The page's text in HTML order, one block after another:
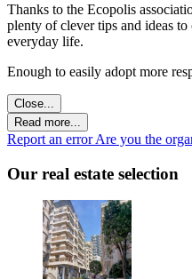
Thanks to the Ecopolis
plenty of clever tips and ideas
everyday life.
Enough to easily adopt more
Close...
Read more...
Report an errorAre you the
Our real estate selection